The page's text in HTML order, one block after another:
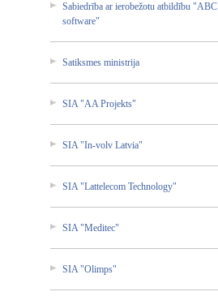
Sabiedr­ība ar ierobež­otu atbildī­bu "ABC
softwar­e"
Satiksm­es ministr­ija
SIA "AA Projekt­s"
SIA "In-vol­v Latvia"
SIA "Lattel­ecom Technol­ogy"
SIA "Medite­c"
SIA "Olimps­"